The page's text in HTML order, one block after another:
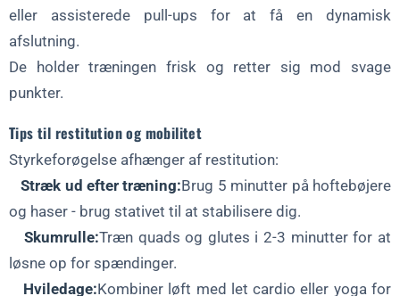
eller assisterede pull-ups for at få en dynamisk
afslutning.
De holder træningen frisk og retter sig mod svage
punkter.
Tips til restitution og mobilitet
Styrkeforøgelse afhænger af restitution:
Stræk ud efter træning: Brug 5 minutter på hoftebøjere
og haser - brug stativet til at stabilisere dig.
Skumrulle:Træn quads og glutes i 2-3 minutter for at
løsne op for spændinger.
Hviledage: Kombiner løft med let cardio eller yoga for